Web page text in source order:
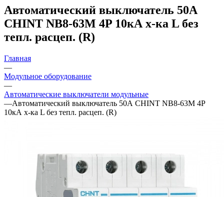
Автоматический выключатель 50А
CHINT NB8-63M 4P 10кА х-ка L без
тепл. расцеп. (R)
Главная
—
Модульное оборудование
—
Автоматические выключатели модульные
—Автоматический выключатель 50А CHINT NB8-63M 4P
10кА х-ка L без тепл. расцеп. (R)